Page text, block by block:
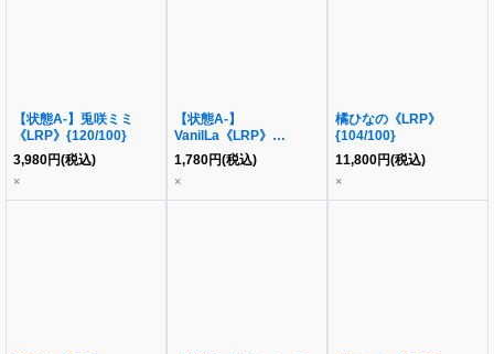
【状態A-】兎咲ミミ
《LRP》{120/100}
3,980円(税込)
×
【状態A-】
VanilLa《LRP》
{121/100}
1,780円(税込)
×
橘ひなの《LRP》
{104/100}
11,800円(税込)
×